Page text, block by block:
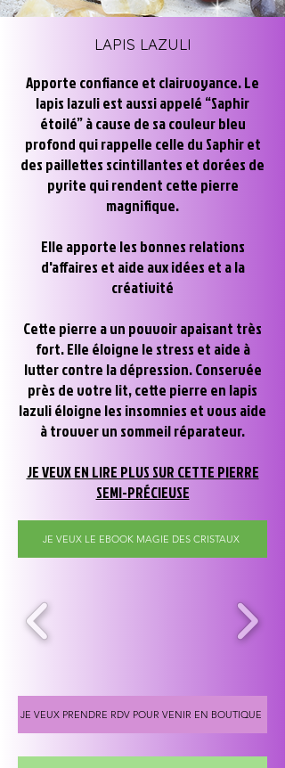
LAPIS LAZULI
Apporte confiance et clairvoyance. Le
lapis lazuli est aussi appelé “Saphir
étoilé” à cause de sa couleur bleu
profond qui rappelle celle du Saphir et
des paillettes scintillantes et dorées de
pyrite qui rendent cette pierre
magnifique.
Elle apporte les bonnes relations
d'affaires et aide aux idées et a la
créativité
Cette pierre a un pouvoir apaisant très
fort. Elle éloigne le stress et aide à
lutter contre la dépression. Conservée
près de votre lit, cette pierre en lapis
lazuli éloigne les insomnies et vous aide
à trouver un sommeil réparateur.
JE VEUX EN LIRE PLUS SUR CETTE PIERRE
SEMI-PRÉCIEUSE
JE VEUX LE EBOOK MAGIE DES CRISTAUX
JE VEUX PRENDRE RDV POUR VENIR EN BOUTIQUE